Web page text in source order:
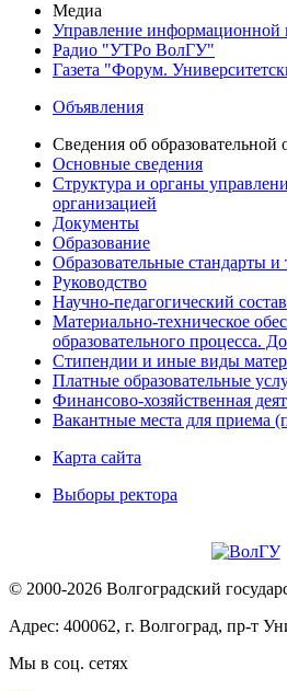
Медиа
Управление информационной
Радио "УТРо ВолГУ"
Газета "Форум.
Объявления
Сведения об образовательной
Основные сведения
Структура и органы
организацией
Документы
Образование
Образовательные стандарты и
Руководство
Научно-педагогический состав
Материально-техническое
образовательного процесса.
Стипендии и иные виды
Платные образовательные
Финансово-хозяйственная
Вакантные места для приема
Карта сайта
Выборы ректора
© 2000-2026 Волгоградский
Адрес: 400062, г. Волгоград, пр-т
Мы в соц. сетях